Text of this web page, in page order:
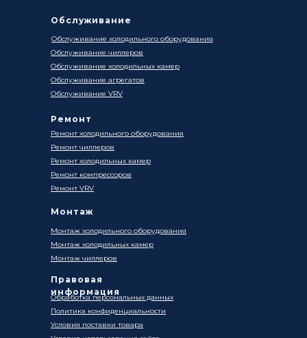
Ремонт
Обработка персональных данных
Политика конфиденциальности
Условия поставки товара
Ремонт холодильного оборудования
Ремонт чиллеров
Ремонт холодильных камер
Ремонт компрессоров
Ремонт VRV
Монтаж
Правовая
информация
Монтаж холодильного оборудования
Монтаж чиллеров
Монтаж холодильных камер
Обслуживание
Обслуживание холодильного оборудования
Обслуживание чиллеров
Обслуживание холодильных камер
Обслуживание агрегатов
Обслуживание VRV